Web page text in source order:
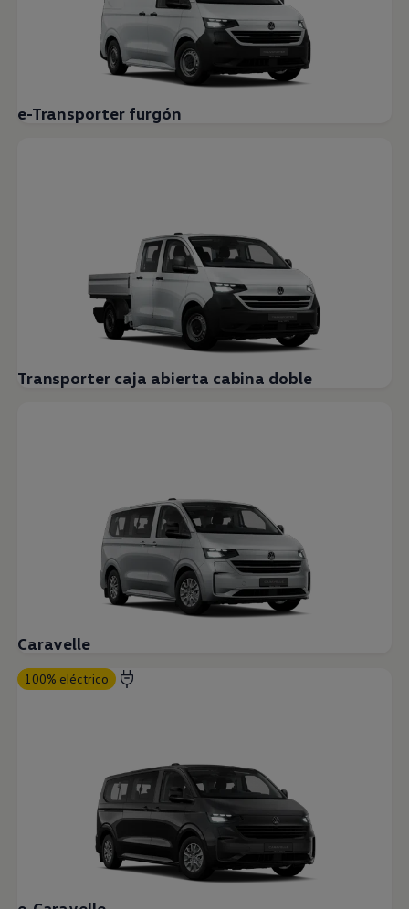
e-Transporter furgón
Transporter caja abierta cabina doble
Caravelle
100% eléctrico